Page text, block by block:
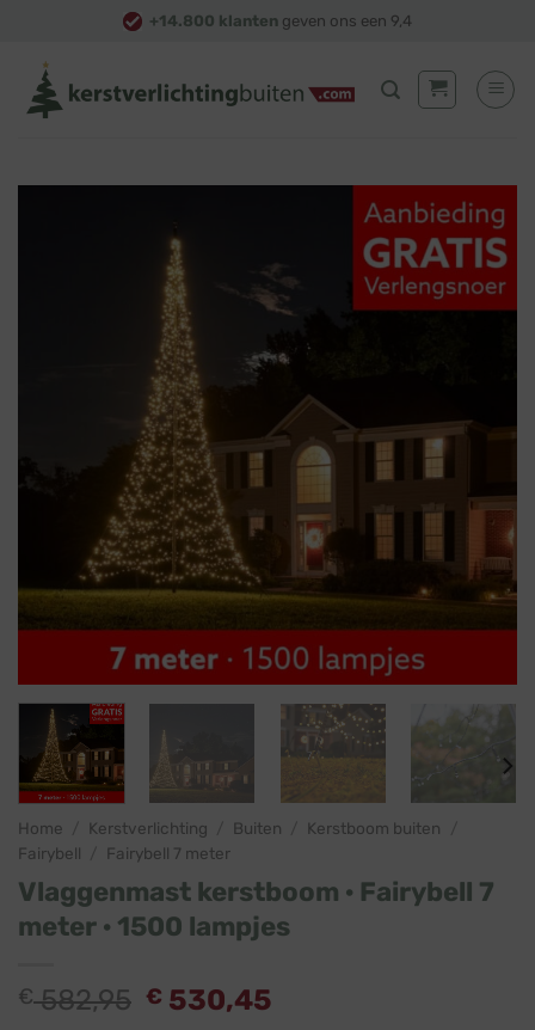
content
+14.800 klanten geven ons een 9,4
Home Kerstverlichting Buiten Kerstboom buiten
Fairybell
Fairybell 7 meter
Vlaggenmast kerstboom · Fairybell 7
meter · 1500 lampjes
€582,95 € 530,45